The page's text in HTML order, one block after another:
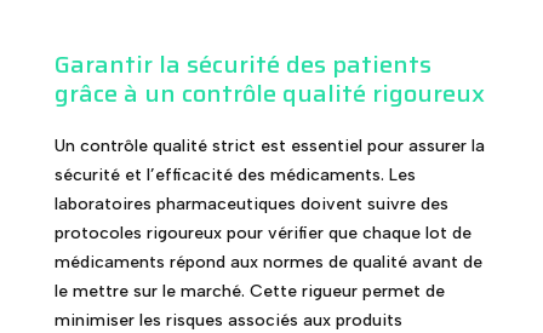
Garantir la sécurité des patients
grâce à un contrôle qualité rigoureux
Un contrôle qualité strict est essentiel pour assurer la
sécurité et l’efficacité des médicaments. Les
laboratoires pharmaceutiques doivent suivre des
protocoles rigoureux pour vérifier que chaque lot de
médicaments répond aux normes de qualité avant de
le mettre sur le marché. Cette rigueur permet de
minimiser les risques associés aux produits